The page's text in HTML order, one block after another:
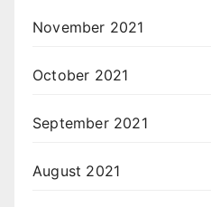
November 2021
October 2021
September 2021
August 2021